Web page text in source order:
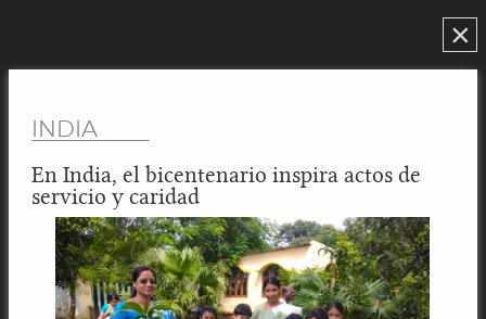
×
INDIA
En India, el bicentenario inspira actos de
servicio y caridad